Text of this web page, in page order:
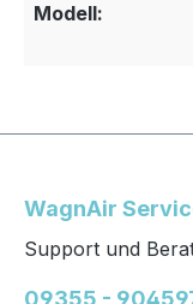
Modell:
WagnAir
Support und